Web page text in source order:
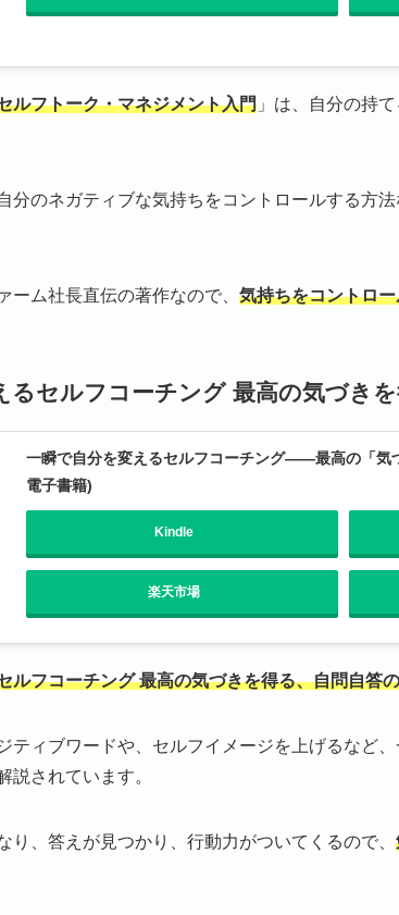
ルフトーク・マネジメント入門 」は、自分の持
分のネガティブな気持ちをコントロールする方
ーム社長直伝の著作なので、 気持ちをコントロ
るセルフコーチング 最高の気づき
一瞬で自分を変えるセルフコーチング――最高の「気
電子書籍)
Kindle
楽天市場
ルフコーチング 最高の気づきを得る、自問自答
ティブワードや、セルフイメージを上げるなど
説されています。
り、答えが見つかり、行動力がついてくるので、